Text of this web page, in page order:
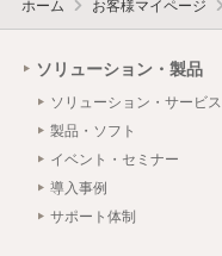
ホーム お客様マイページ
ソリューション・製品
ソリューション・サービス
製品・ソフト
イベント・セミナー
導入事例
サポート体制